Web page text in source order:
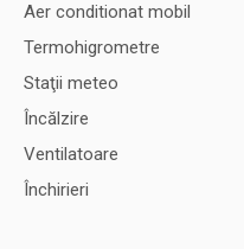
Aer conditionat mobil
Termohigrometre
Staţii meteo
Încălzire
Ventilatoare
Închirieri